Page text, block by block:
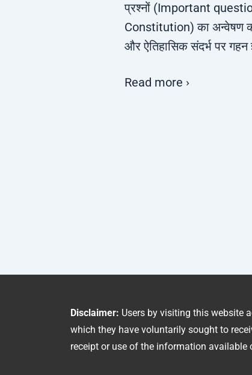
प्रश्नों (Important
Constitution) का अन्वेषण
और ऐतिहासिक संदर्भ पर गहन
Read more ›
Disclaimer: Users by visiting this website
which they have voluntarily sought to
receipt or use of the information